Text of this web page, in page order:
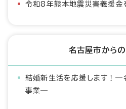
令和8年熊本地震災害義援金
名古屋市から
結婚新生活を応援します！―
事業―